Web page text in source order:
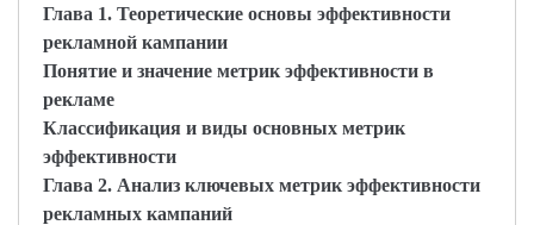
Глава 1. Теоретические основы эффективности
рекламной кампании
Понятие и значение метрик эффективности в
рекламе
Классификация и виды основных метрик
эффективности
Глава 2. Анализ ключевых метрик эффективности
рекламных кампаний